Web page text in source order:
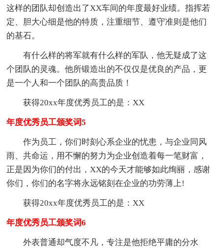
这样的团队却创造出了XX车间的年度最好业绩。指挥若
定、胆大心细是他的特质，注重细节、遵守准则是他们
的基石。
有什么样的将军就有什么样的军队，他无疑成了这
个团队的灵魂。他所锻造出的不仅仅是优良的产品，更
是一个人和一个团队的高贵品质！
获得20xx年度优秀员工的是：XX
年度优秀员工颁奖词5
作为员工，你们时刻心系企业的忧患，与企业同风
雨、共命运，用不懈的努力为企业创造着每一笔财富，
正是因为你们的付出，XX的今天才能够如此绚丽，感谢
你们，你们的名字将永远铭刻在企业的功劳薄上!
获得20xx年度优秀员工的是：XX
年度优秀员工颁奖词6
外表普通却气度不凡，专注是他拒绝平庸的分水